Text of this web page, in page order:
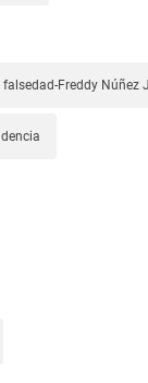
Freddy Núñez